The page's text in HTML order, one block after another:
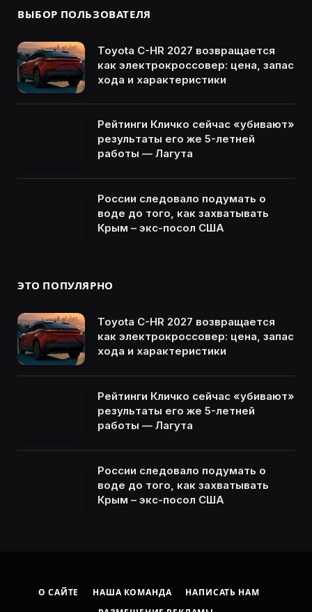
ВЫБОР ПОЛЬЗОВАТЕЛЯ
Toyota C-HR 2027 возвращается
как электрокроссовер: цена, запас
хода и характеристики
Рейтинги Кличко сейчас «убивают»
результаты его же 5-летней
работы — Лагута
России следовало подумать о
воде до того, как захватывать
Крым – экс-посол США
ЭТО ПОПУЛЯРНО
Toyota C-HR 2027 возвращается
как электрокроссовер: цена, запас
хода и характеристики
Рейтинги Кличко сейчас «убивают»
результаты его же 5-летней
работы — Лагута
России следовало подумать о
воде до того, как захватывать
Крым – экс-посол США
О САЙТЕ НАША КОМАНДА
НАПИСАТЬ НАМ